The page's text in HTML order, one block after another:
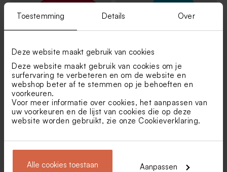
Toestemming Details Over
Deze website maakt gebruik van cookies
Deze website maakt gebruik van cookies om je
surfervaring te verbeteren en om de website en
webshop beter af te stemmen op je behoeften en
voorkeuren.
Voor meer informatie over cookies, het aanpassen van
uw voorkeuren en de lijst van cookies die op deze
website worden gebruikt, zie onze Cookieverklaring.
Alle cookies toestaan Aanpassen
22,00x11,00 cm
Rode envelop
14,00 x12,50 cm
Felblauwe envelop